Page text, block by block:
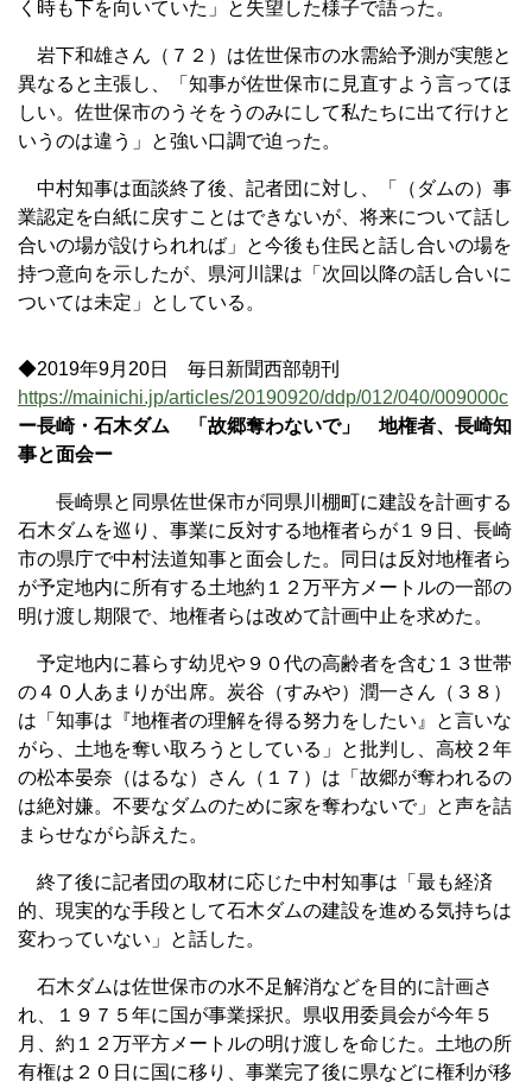
く時も下を向いていた」と失望した様子で語った。
岩下和雄さん（７２）は佐世保市の水需給予測が実態と
異なると主張し、「知事が佐世保市に見直すよう言ってほ
しい。佐世保市のうそをうのみにして私たちに出て行けと
いうのは違う」と強い口調で迫った。
中村知事は面談終了後、記者団に対し、「（ダムの）事
業認定を白紙に戻すことはできないが、将来について話し
合いの場が設けられれば」と今後も住民と話し合いの場を
持つ意向を示したが、県河川課は「次回以降の話し合いに
ついては未定」としている。
◆2019年9月20日 毎日新聞西部朝刊
https://mainichi.jp/articles/20190920/ddp/012/040/009000c
ー長崎・石木ダム 「故郷奪わないで」 地権者、長崎知
事と面会ー
長崎県と同県佐世保市が同県川棚町に建設を計画する
石木ダムを巡り、事業に反対する地権者らが１９日、長崎
市の県庁で中村法道知事と面会した。同日は反対地権者ら
が予定地内に所有する土地約１２万平方メートルの一部の
明け渡し期限で、地権者らは改めて計画中止を求めた。
予定地内に暮らす幼児や９０代の高齢者を含む１３世帯
の４０人あまりが出席。炭谷（すみや）潤一さん（３８）
は「知事は『地権者の理解を得る努力をしたい』と言いな
がら、土地を奪い取ろうとしている」と批判し、高校２年
の松本晏奈（はるな）さん（１７）は「故郷が奪われるの
は絶対嫌。不要なダムのために家を奪わないで」と声を詰
まらせながら訴えた。
終了後に記者団の取材に応じた中村知事は「最も経済
的、現実的な手段として石木ダムの建設を進める気持ちは
変わっていない」と話した。
石木ダムは佐世保市の水不足解消などを目的に計画さ
れ、１９７５年に国が事業採択。県収用委員会が今年５
月、約１２万平方メートルの明け渡しを命じた。土地の所
有権は２０日に国に移り、事業完了後に県などに権利が移